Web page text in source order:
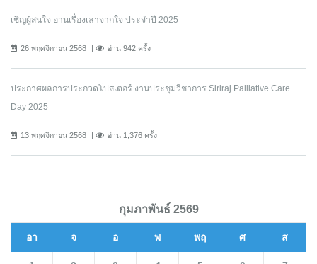
เชิญผู้สนใจ อ่านเรื่องเล่าจากใจ ประจำปี 2025
26 พฤศจิกายน 2568 อ่าน 942 ครั้ง
ประกาศผลการประกวดโปสเตอร์ งานประชุมวิชาการ Siriraj Palliative Care
Day 2025
13 พฤศจิกายน 2568 อ่าน 1,376 ครั้ง
กุมภาพันธ์ 2569
อา จ อ พ พฤ ศ ส